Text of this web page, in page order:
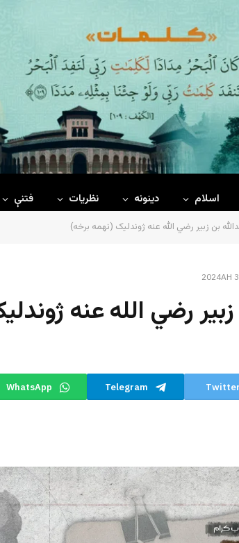
اسلام دینونه نظریات فتنې
بن زبیر رضي الله عنه ژوندلیک (نهمه برخه)
رضي الله عنه
Twitter
Telegram
WhatsApp